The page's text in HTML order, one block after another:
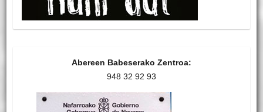
Abereen Babeserako Zentroa:
948 32 92 93